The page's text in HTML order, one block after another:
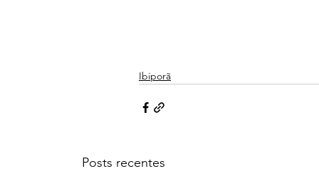
Ibiporã
Posts recentes